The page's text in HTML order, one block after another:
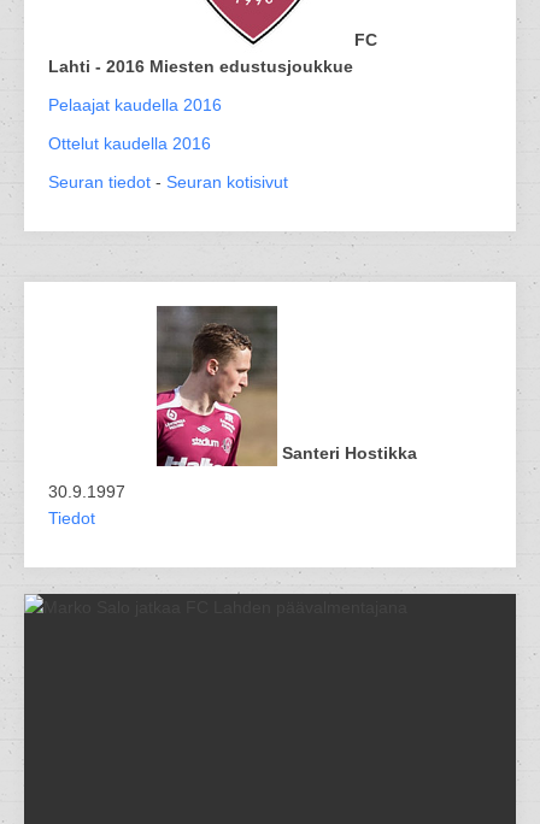
FC
Lahti - 2016 Miesten edustusjoukkue
Pelaajat kaudella 2016
Ottelut kaudella 2016
Seuran tiedot - Seuran kotisivut
Santeri Hostikka
30.9.1997
Tiedot